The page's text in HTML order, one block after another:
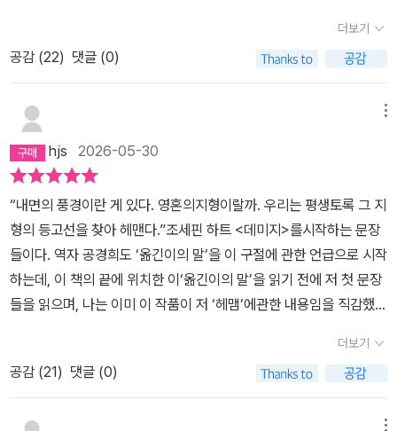
한 삶을 연기한다. 그 불씨는 하필 아들이 사랑하는 여자와의 우연한
만남으로 활활 타오르게 된다. 이십 대의 젊은 아들보다 훨씬 더 맹렬
하게. “그녀는 모든 것을 바꾸는 찰나의 경험이었다. 교통사고, 열어
보지 말아야 했을 편지, 가슴이나 사타구니 안의 멍울, 눈을 멀게 하는
무대 뒤편에서 자신의 차례를 기다리고 있었는지도 모른다.” (P.46)
난생처럼 경험한 치명적 사랑, 그것은 그에게 살아 있다는 느낌을 선
사하기에 충분했다. 그러나 안나는 팜므파탈이자 사이코패스에 가까
운 사람이다. 오빠의 자살에 본인이 할 수 있었던 일이 아무것도 없었
음에 회복 불가능한 상처를 입은 여자. 그리하여 타인의 고통에 무감
해진 여자. 그리고 그는 모든 걸 다 잃는다. 한 조각도 남김없이. 안나
는 일말의 동정도 없이 그를 떠난다.그녀와 만남을 시작했을 때 그는
이미 알고 있었을 것이다. 이것은 잘못된 선택이며 평생 그렇게 살 수
없다는 것도. 아버지의 의지대로 살았던 그가 처음으로 자기 의지로
더보기
공감 (22) 댓글 (0)
hjs 2026-05-30
“내면의 풍경이란 게 있다. 영혼의지형이랄까. 우리는 평생토록 그 지
형의 등고선을 찾아 헤맨다.”조세핀 하트 <데미지>를시작하는 문장
들이다. 역자 공경희도 ‘옮긴이의 말’을 이 구절에 관한 언급으로 시작
하는데, 이 책의 끝에 위치한 이‘옮긴이의 말’을 읽기 전에 저 첫 문장
들을 읽으며, 나는 이미 이 작품이 저 ‘헤맴’에관한 내용임을 직감했
탐색의 시기마다 다를 것이다. 그리고 이 소설이 주인공이 그 탐색을
하는 방법은 사회의 질서에 위배되는 형태였다. 그것이 자신과 다른
성을 가진 사람과의 내밀한 관계 맺음으로이루어졌기 때문에 ‘사
더보기
공감 (21) 댓글 (0)